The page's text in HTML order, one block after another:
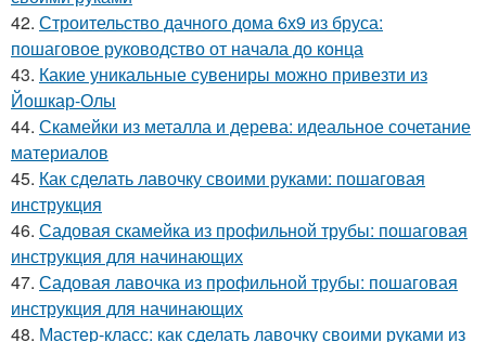
42. Строительство дачного дома 6х9 из бруса:
пошаговое руководство от начала до конца
43. Какие уникальные сувениры можно привезти из
Йошкар-Олы
44. Скамейки из металла и дерева: идеальное сочетание
материалов
45. Как сделать лавочку своими руками: пошаговая
инструкция
46. Садовая скамейка из профильной трубы: пошаговая
инструкция для начинающих
47. Садовая лавочка из профильной трубы: пошаговая
инструкция для начинающих
48. Мастер-класс: как сделать лавочку своими руками из